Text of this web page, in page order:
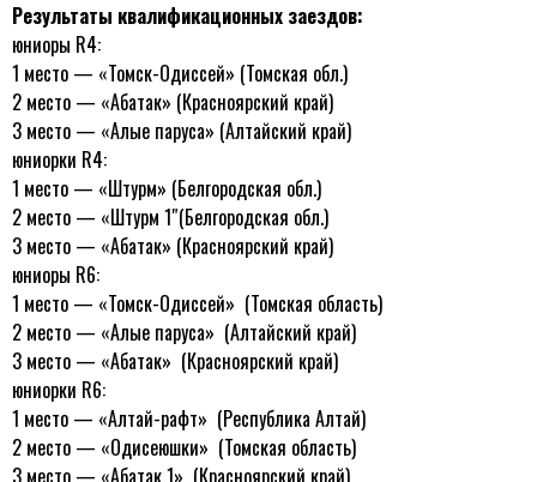
Результаты квалификационных заездов:
юниоры R4:
1 место — «Томск-Одиссей» (Томская обл.)
2 место — «Абатак» (Красноярский край)
3 место — «Алые паруса» (Алтайский край)
юниорки R4:
1 место — «Штурм» (Белгородская обл.)
2 место — «Штурм 1″(Белгородская обл.)
3 место — «Абатак» (Красноярский край)
юниоры R6:
1 место — «Томск-Одиссей» (Томская область)
2 место — «Алые паруса» (Алтайский край)
3 место — «Абатак» (Красноярский край)
юниорки R6:
1 место — «Алтай-рафт» (Республика Алтай)
2 место — «Одисеюшки» (Томская область)
3 место — «Абатак 1» (Красноярский край)